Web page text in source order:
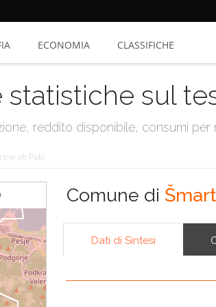
ECONOMIA CLASSIFICHE
statistiche sul
reddito disponibile, consumi
ob Paki
Comune di
Dati di Sintesi